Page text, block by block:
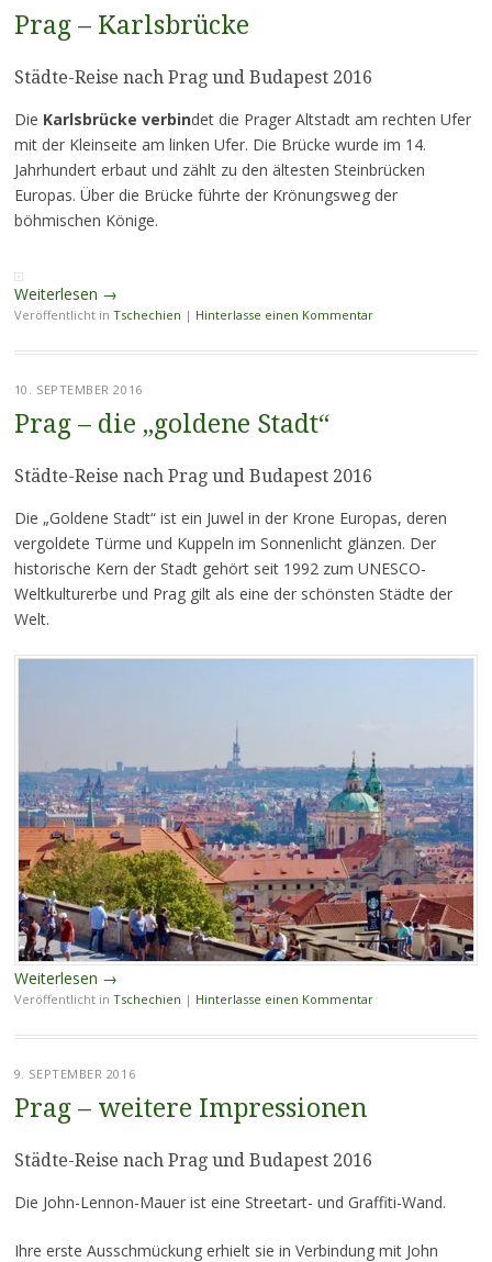
Prag – Karlsbrücke
Städte-Reise nach Prag und Budapest 2016
Die Karlsbrücke verbindet die Prager Altstadt am rechten Ufer
mit der Kleinseite am linken Ufer. Die Brücke wurde im 14.
Jahrhundert erbaut und zählt zu den ältesten Steinbrücken
Europas. Über die Brücke führte der Krönungsweg der
böhmischen Könige.
Weiterlesen →
Veröffentlicht in Tschechien | Hinterlasse einen Kommentar
10. SEPTEMBER 2016
Prag – die „goldene Stadt“
Städte-Reise nach Prag und Budapest 2016
Die „Goldene Stadt“ ist ein Juwel in der Krone Europas, deren
vergoldete Türme und Kuppeln im Sonnenlicht glänzen. Der
historische Kern der Stadt gehört seit 1992 zum UNESCO-
Weltkulturerbe und Prag gilt als eine der schönsten Städte der
Welt.
Weiterlesen →
Veröffentlicht in Tschechien | Hinterlasse einen Kommentar
9. SEPTEMBER 2016
Prag – weitere Impressionen
Städte-Reise nach Prag und Budapest 2016
Die John-Lennon-Mauer ist eine Streetart- und Graffiti-Wand.
Ihre erste Ausschmückung erhielt sie in Verbindung mit John